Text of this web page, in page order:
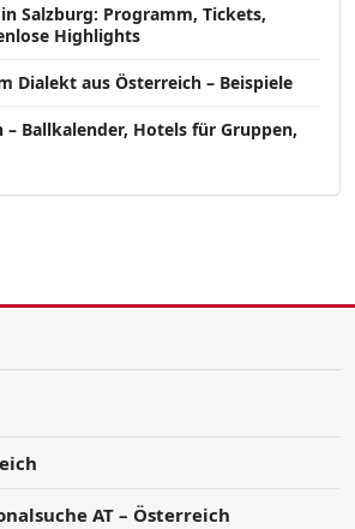
Salzburg: Programm, Tickets,
Highlights
Dialekt aus Österreich – Beispiele
– Ballkalender, Hotels für Gruppen,
AT – Österreich